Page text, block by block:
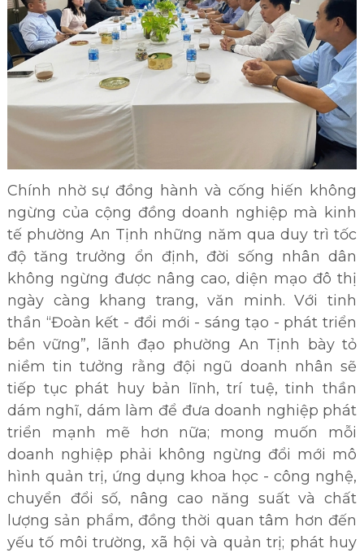
Chính nhờ sự đồng hành và cống hiến không
ngừng của cộng đồng doanh nghiệp mà kinh
tế phường An Tịnh những năm qua duy trì tốc
độ tăng trưởng ổn định, đời sống nhân dân
không ngừng được nâng cao, diện mạo đô thị
ngày càng khang trang, văn minh. Với tinh
thần “Đoàn kết - đổi mới - sáng tạo - phát triển
bền vững”, lãnh đạo phường An Tịnh bày tỏ
niềm tin tưởng rằng đội ngũ doanh nhân sẽ
tiếp tục phát huy bản lĩnh, trí tuệ, tinh thần
dám nghĩ, dám làm để đưa doanh nghiệp phát
triển mạnh mẽ hơn nữa; mong muốn mỗi
doanh nghiệp phải không ngừng đổi mới mô
hình quản trị, ứng dụng khoa học - công nghệ,
chuyển đổi số, nâng cao năng suất và chất
lượng sản phẩm, đồng thời quan tâm hơn đến
yếu tố môi trường, xã hội và quản trị; phát huy